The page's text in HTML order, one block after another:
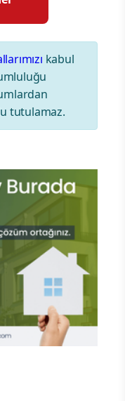
kabul
tutulamaz.